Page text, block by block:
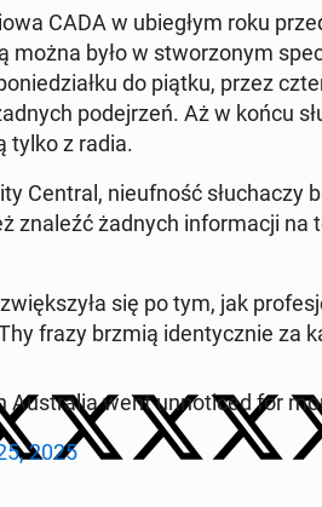
CADA w ubie­głym roku
można było w stwo­rzo­nym
do piątku, przez
po­dej­rzeń. Aż w końcu
tylko z radia.
Central, nie­uf­ność słu­cha­czy
znaleźć żadnych in­for­ma­cji
się po tym, jak
frazy brzmią iden­tycz­nie za
Au­stra­lia went un­no­ti­ced for
2025